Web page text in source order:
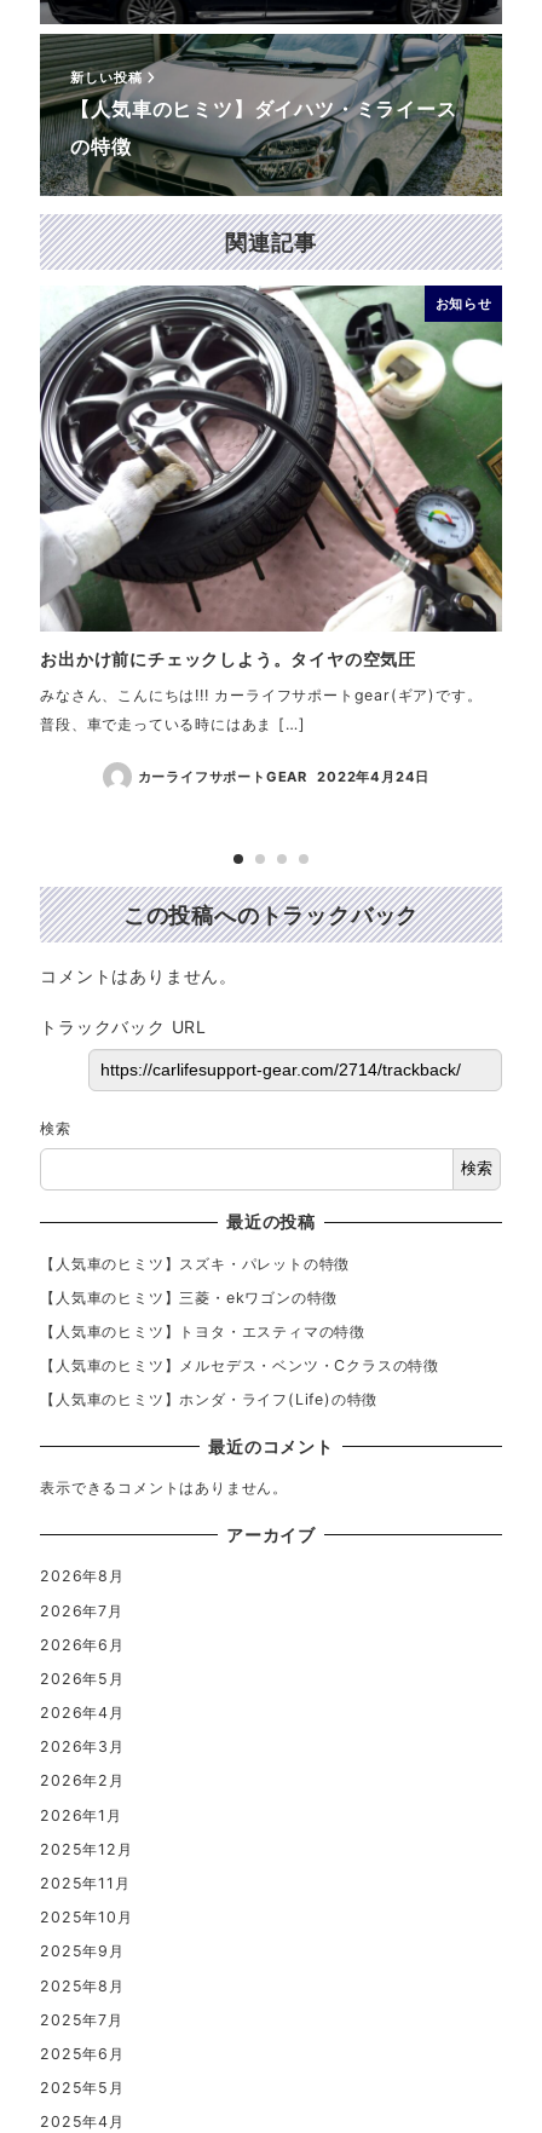
新しい投稿
【人気車のヒミツ】ダイハツ・ミライース
の特徴
関連記事
お知らせ
お出かけ前にチェックしよう。タイヤの空気圧
みなさん、こんにちは!!! カーライフサポートgear(ギア)です。
普段、車で走っている時にはあま […]
カーライフサポートGEAR 2022年4月24日
この投稿へのトラックバック
コメントはありません。
トラックバック URL
検索
検索
最近の投稿
【人気車のヒミツ】スズキ・パレットの特徴
【人気車のヒミツ】三菱・ekワゴンの特徴
【人気車のヒミツ】トヨタ・エスティマの特徴
【人気車のヒミツ】メルセデス・ベンツ・Cクラスの特徴
【人気車のヒミツ】ホンダ・ライフ(Life)の特徴
最近のコメント
表示できるコメントはありません。
アーカイブ
2026年8月
2026年7月
2026年6月
2026年5月
2026年4月
2026年3月
2026年2月
2026年1月
2025年12月
2025年11月
2025年10月
2025年9月
2025年8月
2025年7月
2025年6月
2025年5月
2025年4月